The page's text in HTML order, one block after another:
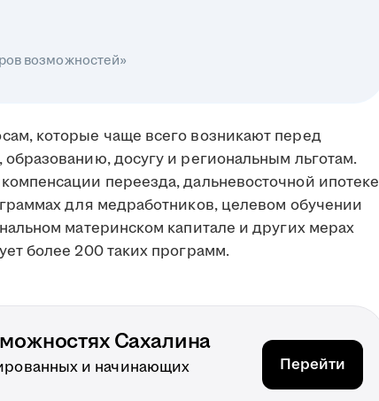
возможностей»
которые чаще всего возникают перед
досугу и региональным льготам.
переезда, дальневосточной ипотеке
для медработников, целевом обучении
материнском капитале и других мерах
более 200 таких программ.
Сахалина
и начинающих
Перейти